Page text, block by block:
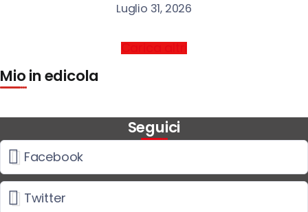
Luglio 31, 2026
Mio in edicola
Seguici
Facebook
Twitter